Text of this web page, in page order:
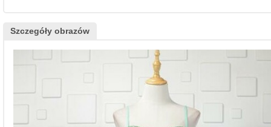
Szczegóły obrazów